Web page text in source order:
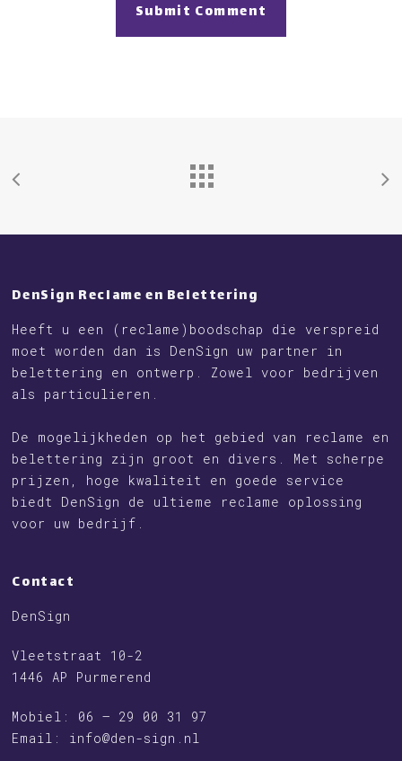
DenSign Reclame en Belettering
Heeft u een (reclame)boodschap die verspreid
moet worden dan is DenSign uw partner in
belettering en ontwerp. Zowel voor bedrijven
als particulieren.
De mogelijkheden op het gebied van reclame en
belettering zijn groot en divers. Met scherpe
prijzen, hoge kwaliteit en goede service
biedt DenSign de ultieme reclame oplossing
voor uw bedrijf.
Contact
DenSign
Vleetstraat 10-2
1446 AP Purmerend
Mobiel: 06 – 29 00 31 97
Email: info@den-sign.nl